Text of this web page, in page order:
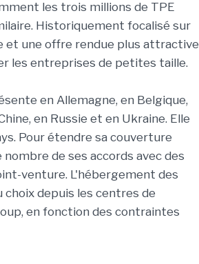
les trois millions de TPE
Historiquement focalisé sur
et une offre rendue plus attractive
les entreprises de petites taille.
en Allemagne, en Belgique,
en Russie et en Ukraine. Elle
Pour étendre sa couverture
de ses accords avec des
venture. L'hébergement des
depuis les centres de
en fonction des contraintes